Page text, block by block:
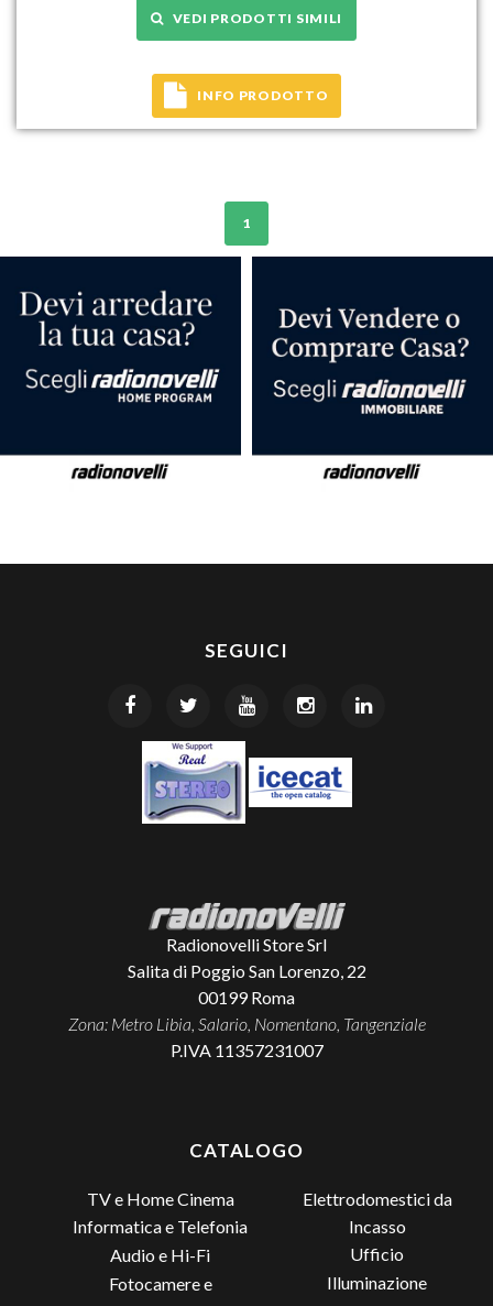
VEDI PRODOTTI SIMILI
INFO PRODOTTO
1
SEGUICI
Radionovelli Store Srl
Salita di Poggio San Lorenzo, 22
00199 Roma
Zona: Metro Libia, Salario, Nomentano, Tangenziale
P.IVA 11357231007
CATALOGO
TV e Home Cinema
Informatica e Telefonia
Audio e Hi-Fi
Fotocamere e
Elettrodomestici da
Incasso
Ufficio
Illuminazione